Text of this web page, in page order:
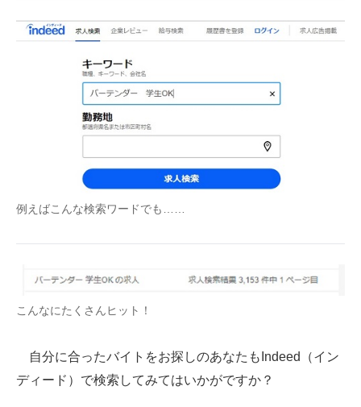
例えばこんな検索ワードでも……
こんなにたくさんヒット！
自分に合ったバイトをお探しのあなたもIndeed（イン
ディード）で検索してみてはいかがですか？